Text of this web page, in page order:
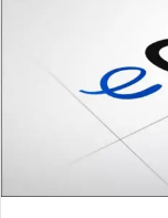
m
a
l